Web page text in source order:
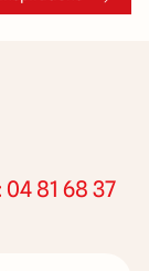
81 68 37